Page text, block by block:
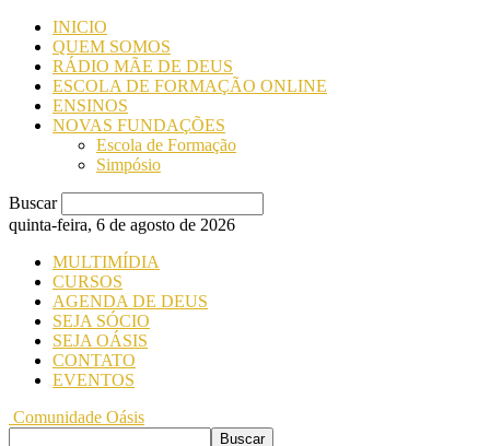
INICIO
QUEM SOMOS
RÁDIO MÃE DE DEUS
ESCOLA DE FORMAÇÃO ONLINE
ENSINOS
NOVAS FUNDAÇÕES
Escola de Formação
Simpósio
Buscar
quinta-feira, 6 de agosto de 2026
MULTIMÍDIA
CURSOS
AGENDA DE DEUS
SEJA SÓCIO
SEJA OÁSIS
CONTATO
EVENTOS
Comunidade Oásis